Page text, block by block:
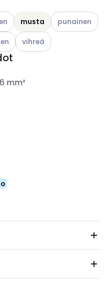
vaihtoehdotolevat vaihtoehdot
musta Katso
punainen
vaihtoehdot
olevat vaihtoehdot
Katso käytettävissä
vihreä
6 mm²